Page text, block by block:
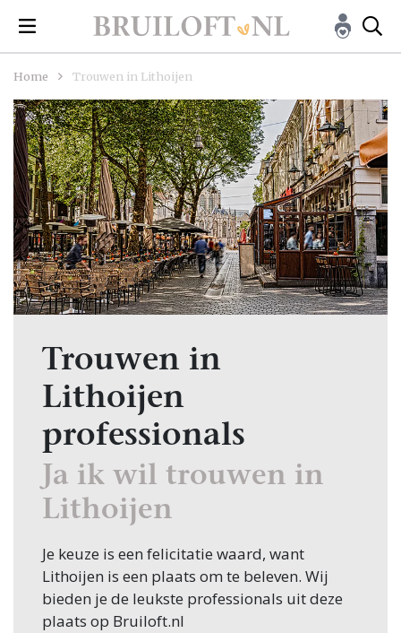
Home Trouwen in Lithoijen
Trouwen in
Lithoijen
professionals
Ja ik wil trouwen in
Lithoijen
Je keuze is een felicitatie waard, want
Lithoijen is een plaats om te beleven. Wij
bieden je de leukste professionals uit deze
plaats op Bruiloft.nl